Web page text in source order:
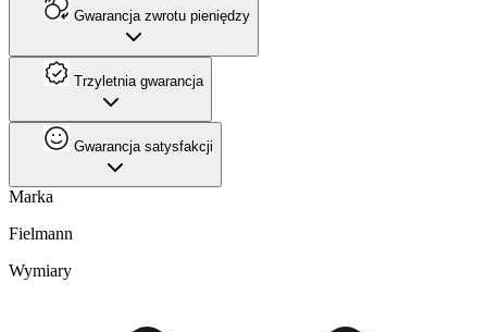
Gwarancja zwrotu pieniędzy
Trzyletnia gwarancja
Gwarancja satysfakcji
Marka
Fielmann
Wymiary